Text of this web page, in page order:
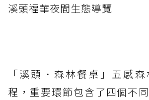
溪頭福華夜間生態導覽
「溪頭．森林餐桌」五感
程，重要環節包含了四個不